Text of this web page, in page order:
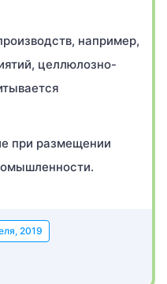
например,
целлюлозно-
при размещении
2019